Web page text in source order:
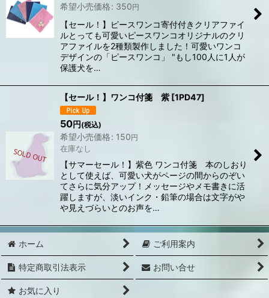
希望小売価格: 350円
【セール！】ピースワンコ寄付付きクリアファイ
ルとっても可愛いピースワンコオリジナルのクリ
アファイルを2種類製作しました！可愛いワンコ
デザインの「ピースワンコ」 "もし100人に1人が
保護犬を…
【セール！】ワンコ付箋 紫 [1PD47]
50円 (税込)
希望小売価格: 150円
在庫なし
【サマーセール！】紫色 ワンコ付箋 本のしおり
として使えば、可愛い犬がページの間からのぞい
てさらに気分アップ！メッセージやメモ書きに活
躍しますが、淡いインク・鉛筆の場合は文字がや
や見えづらいとのお声を…
ホーム ご利用案内
特定商取引法表示 お問い合せ
お気に入り